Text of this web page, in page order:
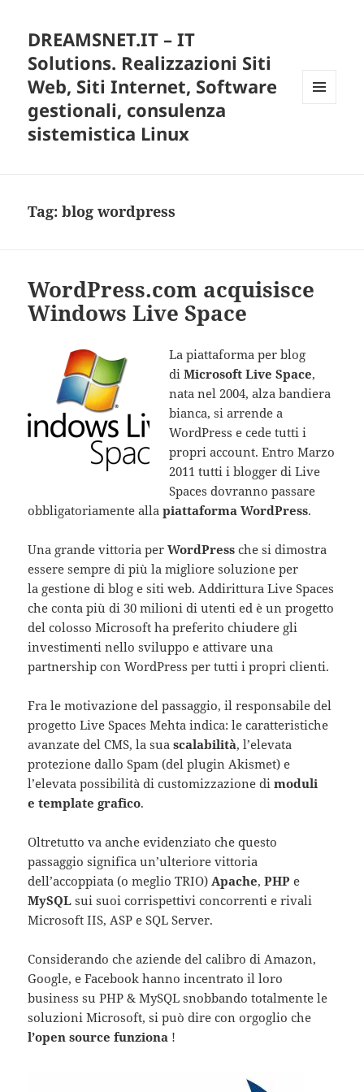
DREAMSNET.IT – IT
Solutions. Realizzazioni Siti
Web, Siti Internet, Software
gestionali, consulenza
sistemistica Linux
Tag:blog wordpress
WordPress.com acquisisce
Windows Live Space
La piattaforma per blog
diMicrosoft Live Space,
nata nel 2004, alza bandiera
bianca, si arrende a
WordPress e cede tutti i
propri account. Entro Marzo
2011 tutti i blogger di Live
Spaces dovranno passare
obbligatoriamente allapiattaforma WordPress.
Una grande vittoria perWordPress che si dimostra
essere sempre di più la migliore soluzione per
la gestione di blog e siti web. Addirittura Live Spaces
che conta più di 30 milioni di utenti ed è un progetto
del colosso Microsoft ha preferito chiudere gli
investimenti nello sviluppo e attivare una
partnership con WordPress per tutti i propri clienti.
Fra le motivazione del passaggio, il responsabile del
progetto Live Spaces Mehta indica: le caratteristiche
avanzate del CMS, la suascalabilità, l’elevata
protezione dallo Spam (del plugin Akismet) e
l’elevata possibilità di customizzazione dimoduli
e template grafico.
Oltretutto va anche evidenziato che questo
passaggio significa un’ulteriore vittoria
dell’accoppiata (o meglio TRIO)Apache,PHP e
MySQL sui suoi corrispettivi concorrenti e rivali
Microsoft IIS, ASP e SQL Server.
Considerando che aziende del calibro di Amazon,
Google, e Facebook hanno incentrato il loro
business su PHP & MySQL snobbando totalmente le
soluzioni Microsoft, si può dire con orgoglio che
l’open source funziona !